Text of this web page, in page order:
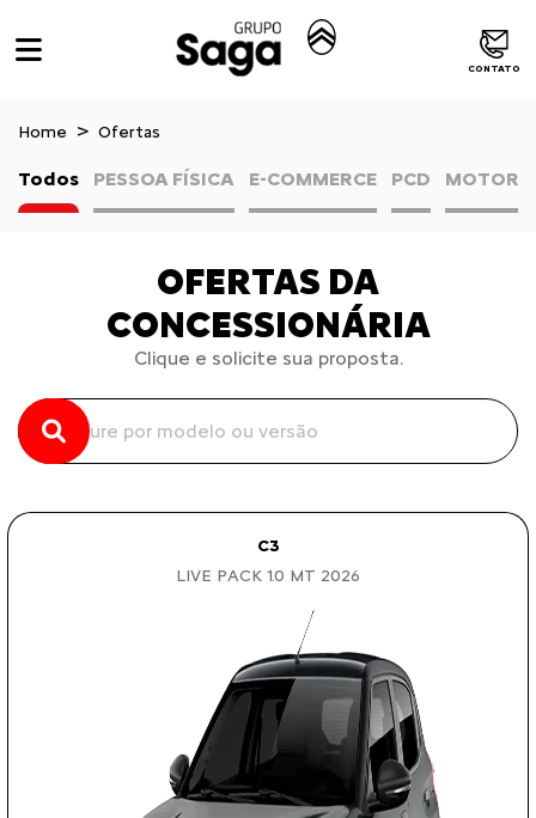
CONTATO
Home Ofertas
Todos PESSOA FÍSICA E-COMMERCE PCD
OFERTAS DA
CONCESSIONÁRIA
Clique e solicite sua proposta.
C3
LIVE PACK 1.0 MT 2026